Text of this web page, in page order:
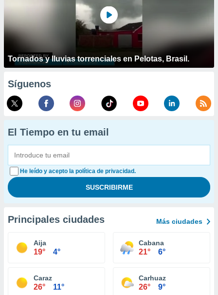
Tornados y lluvias torrenciales en Pelotas, Brasil.
Síguenos
El Tiempo en tu email
He leído y acepto la política de privacidad.
Principales ciudades Más ciudades
Aija
19° 4°
Cabana
21° 6°
Caraz
26° 11°
Carhuaz
26° 9°